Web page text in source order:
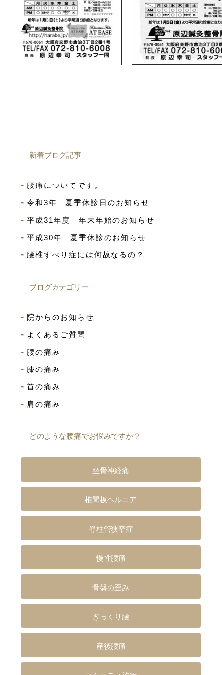
新着ブログ記事
腰痛についてです。
令和3年 夏季休診日のお知らせ
平成31年度 年末年始のお知らせ
平成30年 夏季休診のお知らせ
腰椎すべり症には何故なるの？
ブログカテゴリー
院からのお知らせ
よくあるご質問
腰の痛み
膝の痛み
首の痛み
肩の痛み
どのような腰痛でお悩みですか？
坐骨神経痛
椎間板ヘルニア
脊柱管狭窄症
慢性腰痛
骨盤の歪み
ぎっくり腰
産後腰痛